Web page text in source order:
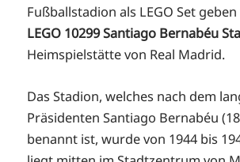
Fußballstadion als LEGO Set
LEGO 10299 Santiago Bernabéu
Heimspielstätte von Real Madrid.
Das Stadion, welches nach dem
Präsidenten Santiago Bernabéu
benannt ist, wurde von 1944 bis